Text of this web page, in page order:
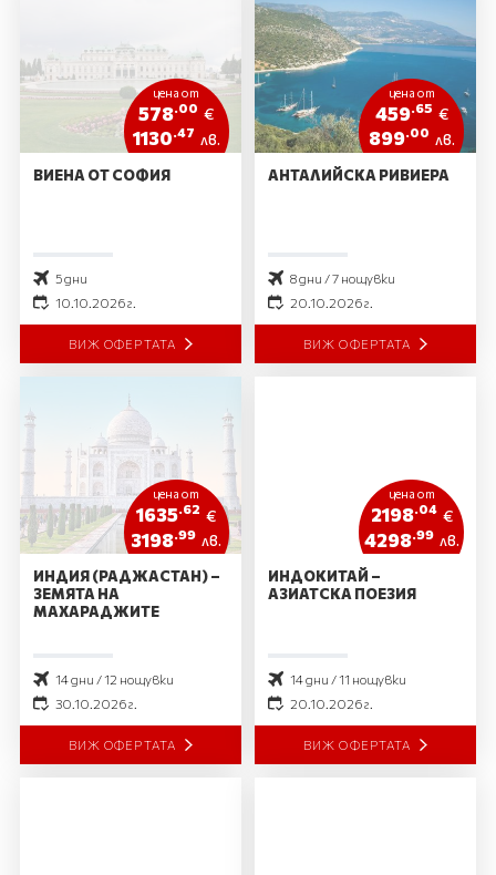
цена от
578 .00 €
1130.47 лв.
ВИЕНА ОТ СОФИЯ
5 дни
10.10.2026 г.
ВИЖ ОФЕРТАТА
цена от
459 .65 €
899.00 лв.
АНТАЛИЙСКА РИВИЕРА
8 дни / 7 нощувки
20.10.2026 г.
ВИЖ ОФЕРТАТА
цена от
1635.62 €
3198 .99 лв.
ИНДИЯ (РАДЖАСТАН) –
ЗЕМЯТА НА
МАХАРАДЖИТЕ
14 дни / 12 нощувки
30.10.2026 г.
ВИЖ ОФЕРТАТА
цена от
2198.04 €
4298.99 лв.
ИНДОКИТАЙ –
АЗИАТСКА ПОЕЗИЯ
14 дни / 11 нощувки
20.10.2026 г.
ВИЖ ОФЕРТАТА